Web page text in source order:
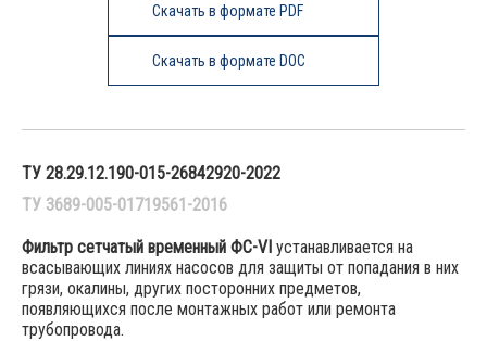
Скачать в формате PDF
Скачать в формате DOC
ТУ 28.29.12.190-015-26842920-2022
ТУ 3689-005-01719561-2016
Фильтр сетчатый временный ФС-VI устанавливается на
всасывающих линиях насосов для защиты от попадания в них
грязи, окалины, других посторонних предметов,
появляющихся после монтажных работ или ремонта
трубопровода.